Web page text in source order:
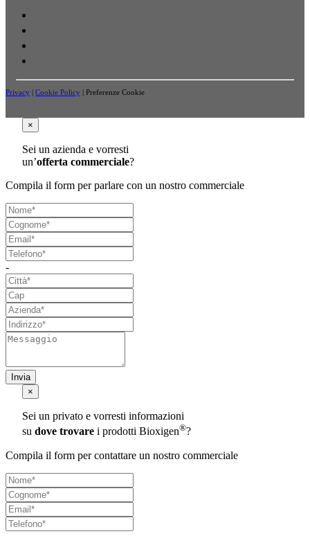
Privacy Cookie Policy Preferenze Cookie
×
Sei un azienda e vorresti
un’offerta commerciale?
Compila il form per parlare con un nostro commerciale
-
Invia
×
Sei un privato e vorresti informazioni
su dove trovare i prodotti Bioxigen®?
Compila il form per contattare un nostro commerciale